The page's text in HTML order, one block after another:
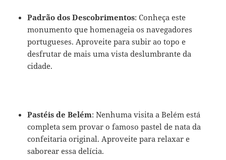
Padrão dos Descobrimentos: Conheça este
monumento que homenageia os navegadores
portugueses. Aproveite para subir ao topo e
desfrutar de mais uma vista deslumbrante da
cidade.
Pastéis de Belém: Nenhuma visita a Belém está
completa sem provar o famoso pastel de nata da
confeitaria original. Aproveite para relaxar e
saborear essa delícia.